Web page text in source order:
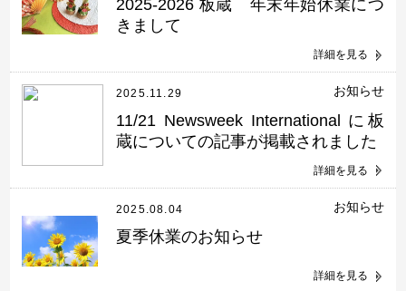
2025-2026 板蔵 年末年始休業につ
きまして
詳細を見る
2025.11.29 お知らせ
11/21 Newsweek International に板
蔵についての記事が掲載されました
詳細を見る
2025.08.04 お知らせ
夏季休業のお知らせ
詳細を見る